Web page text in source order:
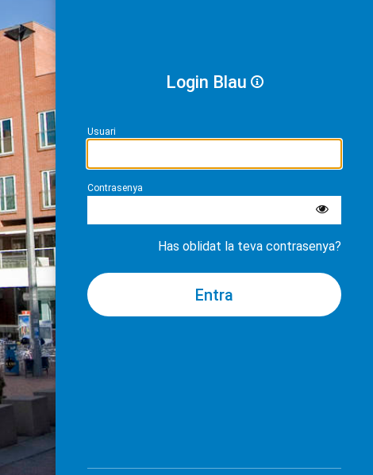
Login Blau
Usuari
Contrasenya
Has oblidat la teva contrasenya?